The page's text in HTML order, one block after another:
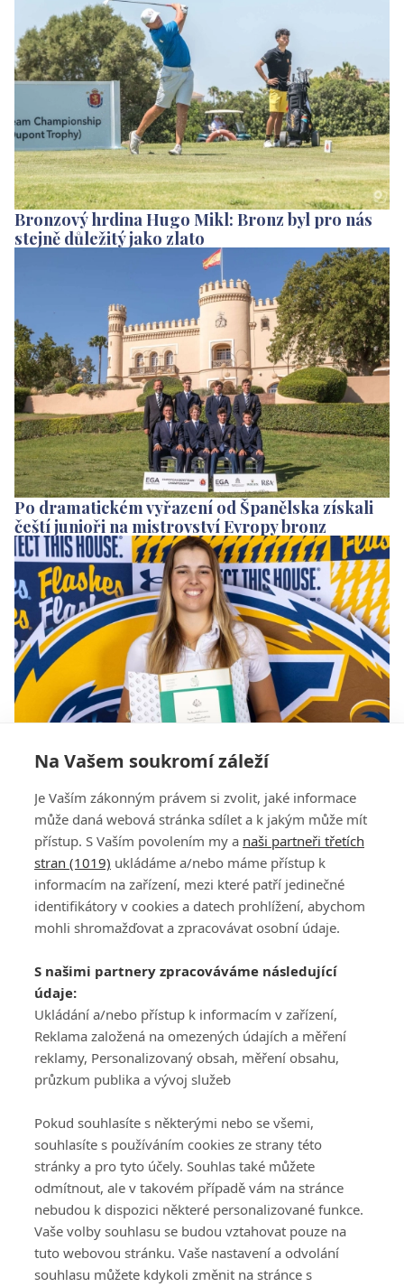
Na Vašem soukromí záleží
Je Vaším zákonným právem si zvolit, jaké informace
může daná webová stránka sdílet a k jakým může mít
přístup. S Vaším povolením my a naši partneři třetích
stran (1019) ukládáme a/nebo máme přístup k
informacím na zařízení, mezi které patří jedinečné
identifikátory v cookies a datech prohlížení, abychom
mohli shromažďovat a zpracovávat osobní údaje.
S našimi partnery zpracováváme následující
údaje:
Ukládání a/nebo přístup k informacím v zařízení,
Reklama založená na omezených údajích a měření
reklamy, Personalizovaný obsah, měření obsahu,
průzkum publika a vývoj služeb
Pokud souhlasíte s některými nebo se všemi,
souhlasíte s používáním cookies ze strany této
stránky a pro tyto účely. Souhlas také můžete
odmítnout, ale v takovém případě vám na stránce
nebudou k dispozici některé personalizované funkce.
Vaše volby souhlasu se budou vztahovat pouze na
tuto webovou stránku. Vaše nastavení a odvolání
souhlasu můžete kdykoli změnit na stránce s
Bronzový hrdina Hugo Mikl: Bronz byl pro nás
stejně důležitý jako zlato
Po dramatickém vyřazení od Španělska získali
čeští junioři na mistrovství Evropy bronz
Blázen, co skákal za sklem radostí. Kedroňová
si splnila obří sen a zahraje si ve slavné Augustě
Všeobecné obchodní
podmínky služby
GolfExtra.cz Premium
Podmínky zpracování
osobních údajů při
GolfExtra
Ceník GolfExtra.cz
Premium
Doporučené odkazy
ATV CZ, s.r.o.
140 00 Praha 4
Editor Obchod